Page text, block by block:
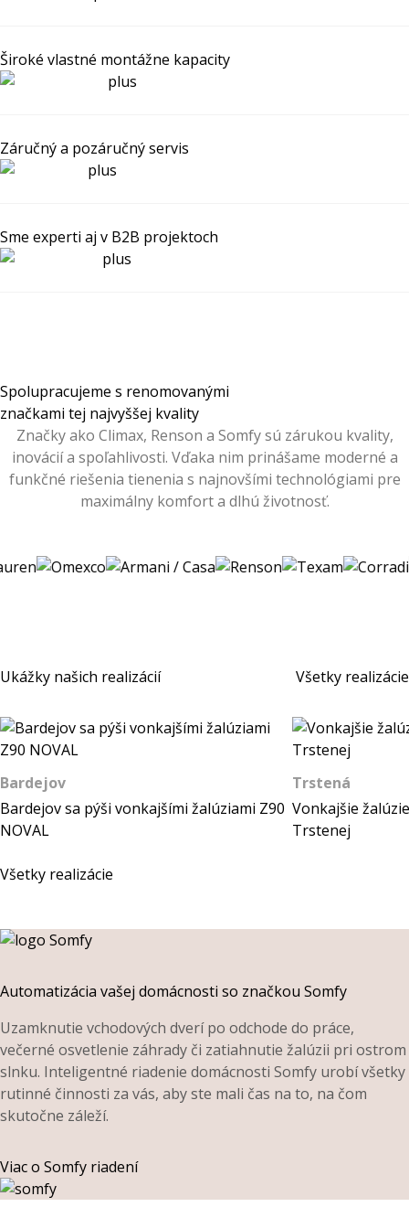
Široké vlastné montážne kapacity
Záručný a pozáručný servis
Sme experti aj v B2B projektoch
Spolupracujeme s renomovanými
značkami tej najvyššej kvality
Značky ako Climax, Renson a Somfy sú zárukou kvality,
inovácií a spoľahlivosti. Vďaka nim prinášame moderné a
funkčné riešenia tienenia s najnovšími technológiami pre
maximálny komfort a dlhú životnosť.
Ukážky našich realizácií Všetky realizácie
Bardejov
Bardejov sa pýši vonkajšími žalúziami Z90
NOVAL
Trstená
Vonkajšie
Trstenej
Všetky realizácie
Automatizácia vašej domácnosti so značkou Somfy
Uzamknutie vchodových dverí po odchode do práce,
večerné osvetlenie záhrady či zatiahnutie žalúzii pri ostrom
slnku. Inteligentné riadenie domácnosti Somfy urobí všetky
rutinné činnosti za vás, aby ste mali čas na to, na čom
skutočne záleží.
Viac o Somfy riadení